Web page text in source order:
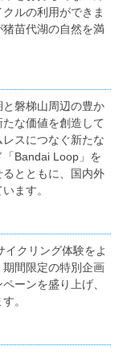
ルの利用ができま
苗代湖の自然を満
磐梯山周辺の豊か
な価値を創造して
スにつなぐ新たな
Bandai Loop」を
とともに、国内外
ます。
イクリング体験をよ
間限定の特別企画
ーンを盛り上げ、
。